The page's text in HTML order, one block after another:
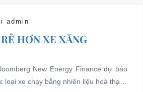
admin
HƠN XE XĂNG
New Energy Finance dự báo
xe chạy bằng nhiên liệu hoá thạch